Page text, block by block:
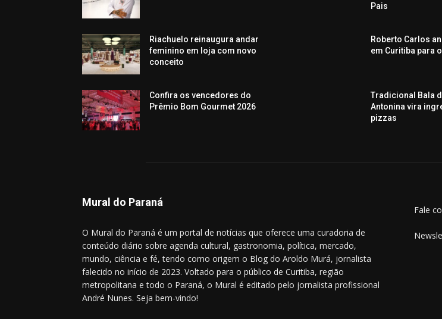
Riachuelo reinaugura andar
feminino em loja com novo
conceito
Confira os vencedores do
Prêmio Bom Gourmet 2026
Pais
Roberto Carlos
em Curitiba para
Tradicional Bala
Antonina vira
pizzas
Mural do Paraná
O Mural do Paraná é um portal de notícias que oferece uma curadoria de
conteúdo diário sobre agenda cultural, gastronomia, política, mercado,
mundo, ciência e fé, tendo como origem o Blog do Aroldo Murá, jornalista
falecido no início de 2023. Voltado para o público de Curitiba, região
metropolitana e todo o Paraná, o Mural é editado pelo jornalista profissional
André Nunes. Seja bem-vindo!
Fale